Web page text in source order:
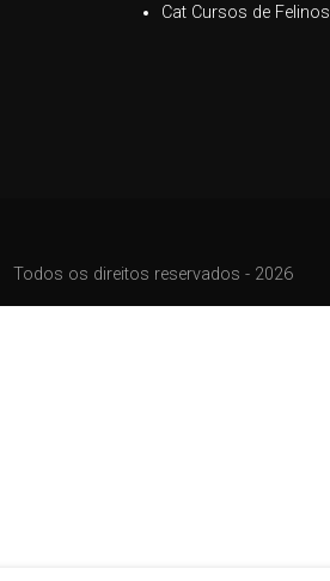
Cat Cursos de Felinos
Todos os direitos reservados - 2026